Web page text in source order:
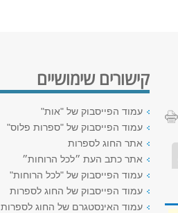
קישורים שימושיים
עמוד הפייסבוק של "אות"
עמוד הפייסבוק של "ספרות פלוס"
אתר החוג לספרות
אתר כתב העת ״לכל הרוחות״
עמוד הפייסבוק של "לכל הרוחות"
עמוד הפייסבוק של החוג לספרות
עמוד האינסטגרם של החוג לספרות